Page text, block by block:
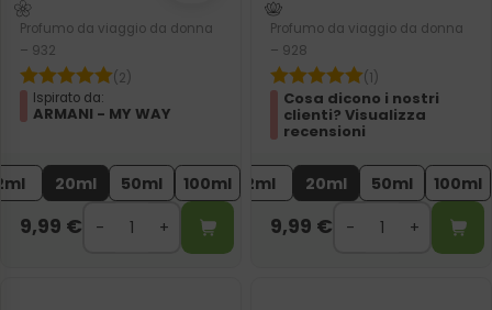
Profumo da viaggio da donna
– 932
(2)
Ispirato da:
ARMANI - MY WAY
20ml 50ml 100ml
9,99 €
Profumo da viaggio da donna
– 928
(1)
Cosa dicono i nostri
clienti? Visualizza
recensioni
2ml 20ml 50ml 100ml
9,99 €